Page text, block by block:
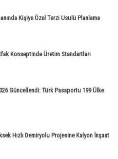
Kişiye Özel Terzi Usulü Planlama
Konseptinde Üretim Standartları
Güncellendi: Türk Pasaportu 199 Ülke
Hızlı Demiryolu Projesine Kalyon İnşaat